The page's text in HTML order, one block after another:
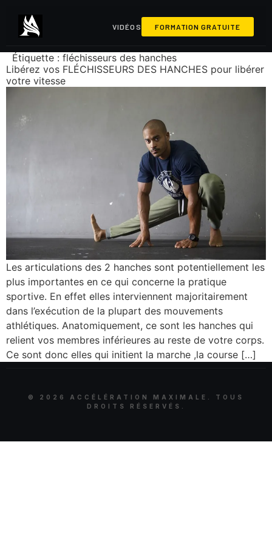
VIDÉOS FORMATION GRATUITE
Étiquette : fléchisseurs des hanches
Libérez vos FLÉCHISSEURS DES HANCHES pour libérer
votre vitesse
Les articulations des 2 hanches sont potentiellement les
plus importantes en ce qui concerne la pratique
sportive. En effet elles interviennent majoritairement
dans l’exécution de la plupart des mouvements
athlétiques. Anatomiquement, ce sont les hanches qui
relient vos membres inférieures au reste de votre corps.
Ce sont donc elles qui initient la marche ,la course […]
© 2026
ACCÉLÉRATION MAXIMALE. TOUS
DROITS RÉSERVÉS.